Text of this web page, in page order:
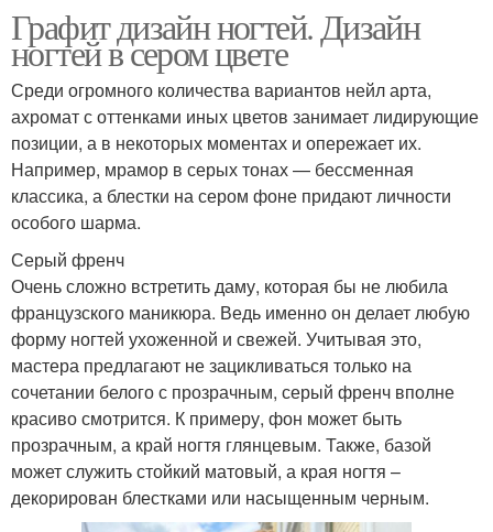
Графит дизайн ногтей. Дизайн
ногтей в сером цвете
Среди огромного количества вариантов нейл арта,
ахромат с оттенками иных цветов занимает лидирующие
позиции, а в некоторых моментах и опережает их.
Например, мрамор в серых тонах — бессменная
классика, а блестки на сером фоне придают личности
особого шарма.
Серый френч
Очень сложно встретить даму, которая бы не любила
французского маникюра. Ведь именно он делает любую
форму ногтей ухоженной и свежей. Учитывая это,
мастера предлагают не зацикливаться только на
сочетании белого с прозрачным, серый френч вполне
красиво смотрится. К примеру, фон может быть
прозрачным, а край ногтя глянцевым. Также, базой
может служить стойкий матовый, а края ногтя –
декорирован блестками или насыщенным черным.